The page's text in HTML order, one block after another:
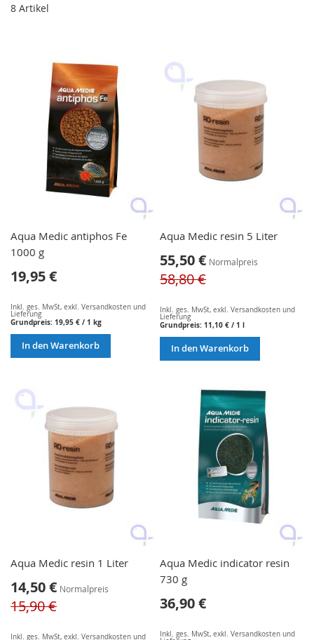
8 Artikel
Aqua Medic antiphos Fe
1000 g
19,95 €
Inkl. ges. MwSt, exkl. Versandkosten und
Lieferung
Grundpreis: 19,95 € / 1 kg
In den Warenkorb
Aqua Medic resin 5 Liter
Sonderangebot
55,50 € Normalpreis
58,80 €
Inkl. ges. MwSt,exkl.Versandkosten und
Lieferung
Grundpreis:11,10 € / 1 l
In den Warenkorb
Aqua Medic resin 1 Liter
Sonderangebot
14,50 € Normalpreis
15,90 €
Inkl. ges. MwSt, exkl. Versandkosten und
Aqua Medic indicator resin
730 g
36,90 €
Inkl. ges. MwSt,exkl.Versandkosten und